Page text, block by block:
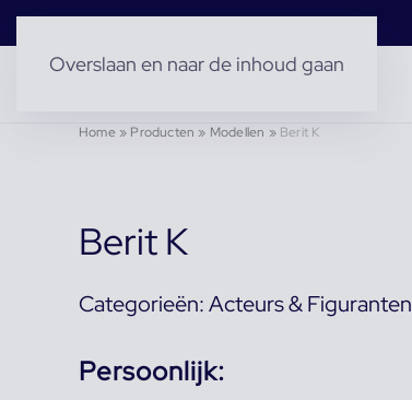
Overslaan en naar de inhoud gaan
Home» Producten » Modellen » Berit K
Berit K
Categorieën:Acteurs & Figuranten
Persoonlijk: